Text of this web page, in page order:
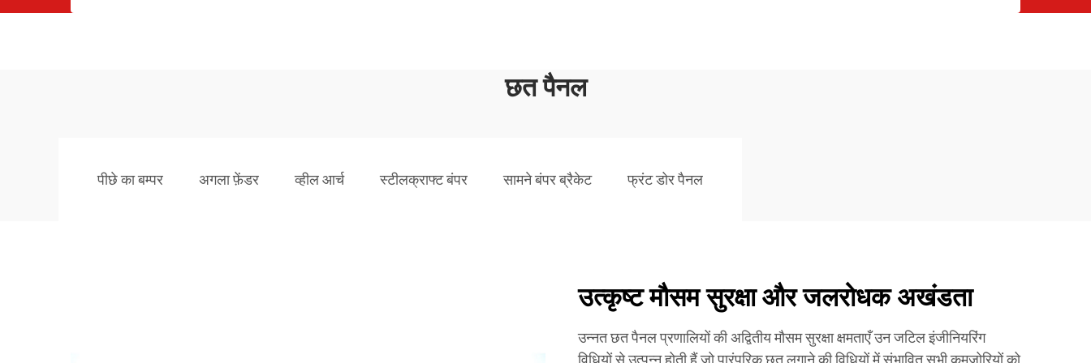
छत पैनल
पीछे का बम्पर अगला फ़ेंडर व्हील आर्च स्टीलक्राफ्ट बंपर सामने बंपर ब्रैकेट फ्रंट डोर पैनल
उत्कृष्ट मौसम सुरक्षा और जलरोधक अखंडता
उन्नत छत पैनल प्रणालियों की अद्वितीय मौसम सुरक्षा क्षमताएँ उन जटिल इंजीनियरिंग
विधियों से उत्पन्न होती हैं जो पारंपरिक छत लगाने की विधियों में संभावित सभी कमजोरियों को